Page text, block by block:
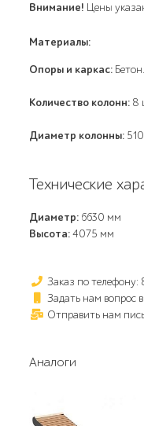
Внимание! Цены
Материалы:
Опоры и каркас: Бетон.
Количество колонн: 8
Диаметр колонны:
Технические
Диаметр: 6630 мм
Высота:4075 мм
Заказ по телефону:
Задать нам вопрос
Отправить нам
Аналоги